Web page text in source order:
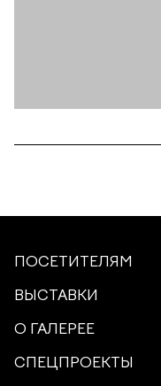
ПОСЕТИТЕЛЯМ
ВЫСТАВКИ
О ГАЛЕРЕЕ
СПЕЦПРОЕКТЫ